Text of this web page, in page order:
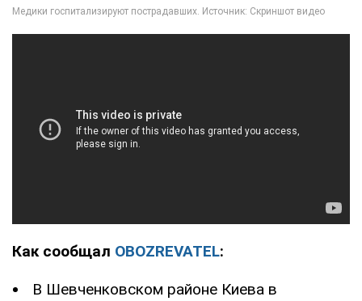
Как сообщал OBOZREVATEL:
В Шевченковском районе Киева в